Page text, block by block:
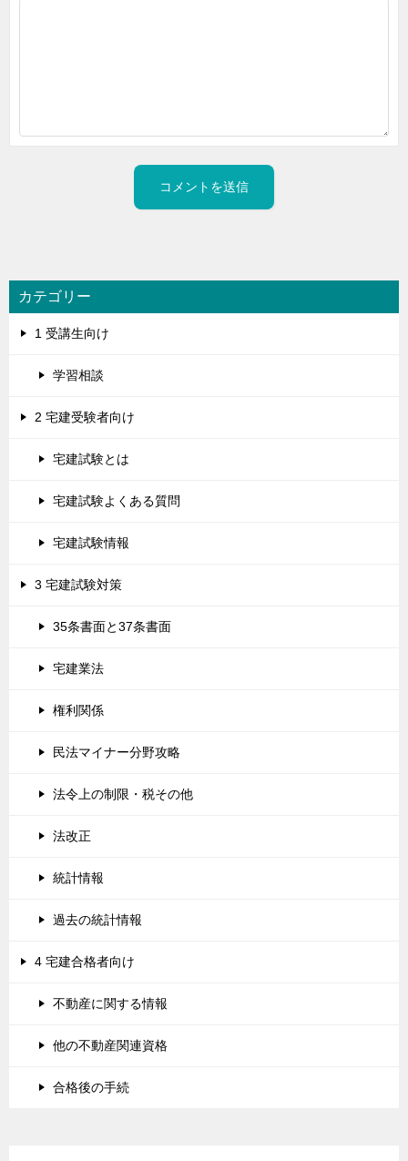
カテゴリー
1 受講生向け
学習相談
2 宅建受験者向け
宅建試験とは
宅建試験よくある質問
宅建試験情報
3 宅建試験対策
35条書面と37条書面
宅建業法
権利関係
民法マイナー分野攻略
法令上の制限・税その他
法改正
統計情報
過去の統計情報
4 宅建合格者向け
不動産に関する情報
他の不動産関連資格
合格後の手続